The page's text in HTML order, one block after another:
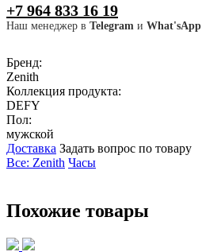
+7 964 833 16 19
Наш менеджер в Telegram и What'sApp
Бренд:
Zenith
Коллекция продукта:
DEFY
Пол:
мужской
Доставка Задать вопрос по товару
Все: Zenith Часы
Похожие товары